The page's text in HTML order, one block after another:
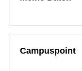
Campuspoint